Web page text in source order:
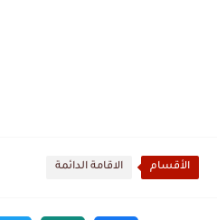
الأقسام الاقامة الدائمة